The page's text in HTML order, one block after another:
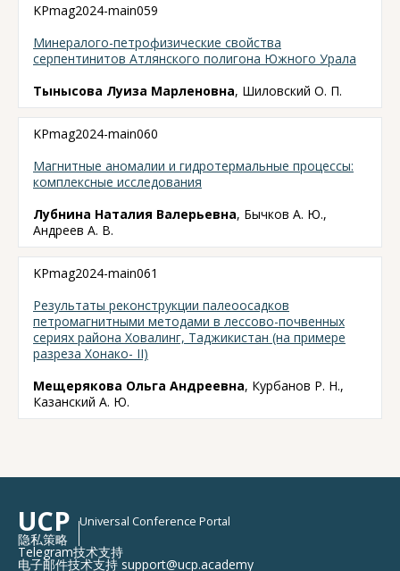
KPmag2024-main059
Минералого-петрофизические свойства
серпентинитов Атлянского полигона Южного Урала
Тынысова Луиза Марленовна, Шиловский О. П.
KPmag2024-main060
Магнитные аномалии и гидротермальные процессы:
комплексные исследования
Лубнина Наталия Валерьевна, Бычков А. Ю.,
Андреев А. В.
KPmag2024-main061
Результаты реконструкции палеоосадков
петромагнитными методами в лессово-почвенных
сериях района Ховалинг, Таджикистан (на примере
разреза Хонако- II)
Мещерякова Ольга Андреевна, Курбанов Р. Н.,
Казанский А. Ю.
UCP Universal Conference Portal
隐私策略
Telegram技术支持
电子邮件技术支持 support@ucp.academy